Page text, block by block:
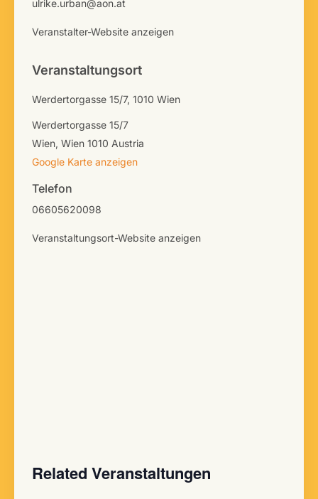
ulrike.urban@aon.at
Veranstalter-Website anzeigen
Veranstaltungsort
Werdertorgasse 15/7, 1010 Wien
Werdertorgasse 15/7
Wien, Wien 1010 Austria
Google Karte anzeigen
Telefon
06605620098
Veranstaltungsort-Website anzeigen
Related Veranstaltungen